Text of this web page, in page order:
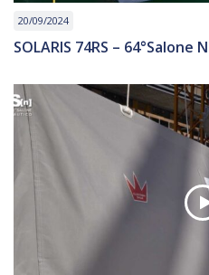
20/09/2024
SOLARIS 74RS – 64°Salone